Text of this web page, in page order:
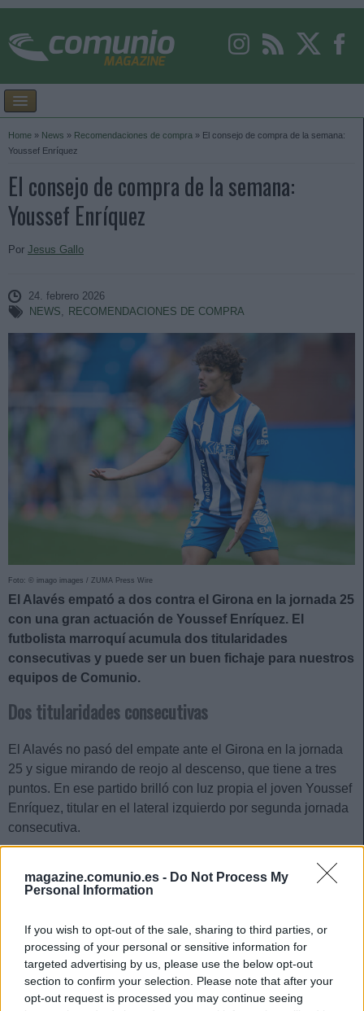
magazine.comunio.es - Do Not Process My
Personal Information
If you wish to opt-out of the sale, sharing to third parties, or
processing of your personal or sensitive information for
targeted advertising by us, please use the below opt-out
section to confirm your selection. Please note that after your
opt-out request is processed you may continue seeing
Home » News » Recomendaciones de compra » El consejo de compra de la semana:
Youssef Enríquez
El consejo de compra de la semana:
Youssef Enríquez
Por Jesus Gallo
24. febrero 2026
NEWS, RECOMENDACIONES DE COMPRA
Foto: © imago images / ZUMA Press Wire
El Alavés empató a dos contra el Girona en la jornada 25
con una gran actuación de Youssef Enríquez. El
futbolista marroquí acumula dos titularidades
consecutivas y puede ser un buen fichaje para nuestros
equipos de Comunio.
Dos titularidades consecutivas
El Alavés no pasó del empate ante el Girona en la jornada
25 y sigue mirando de reojo al descenso, que tiene a tres
puntos. En ese partido brilló con luz propia el joven Youssef
Enríquez, titular en el lateral izquierdo por segunda jornada
consecutiva.
primer gol con una asistencia a Lucas Boyé y se mostró
muy activo durante todo el encuentro, tanto en defensa
pases clave, obteniendo un 7,7 en Sofascore y logrando 10
puntos Comunio en la jornada.
Cambio de rol